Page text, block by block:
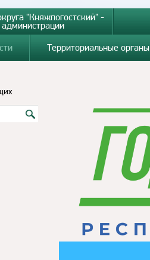
"Княжпогостский" -
Территориальные органы